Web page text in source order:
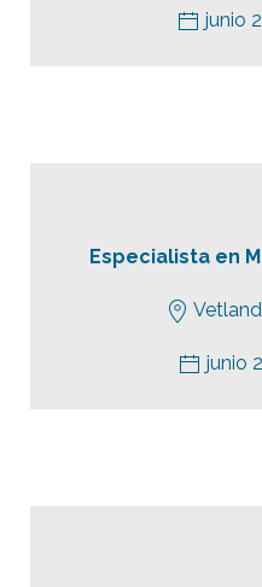
junio
Especialista en
junio